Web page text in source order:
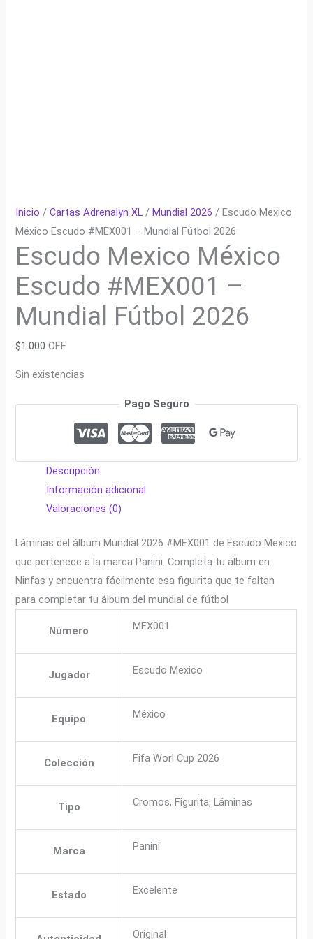
Inicio /Cartas Adrenalyn XL /Mundial 2026 / Escudo Mexico
México Escudo #MEX001 – Mundial Fútbol 2026
Escudo Mexico México
Escudo #MEX001 –
Mundial Fútbol 2026
$1.000 OFF
Sin existencias
Pago Seguro
Descripción
Información adicional
Valoraciones (0)
Láminas del álbum Mundial 2026 #MEX001 de Escudo Mexico
que pertenece a la marca Panini. Completa tu álbum en
Ninfas y encuentra fácilmente esa figuirita que te faltan
para completar tu álbum del mundial de fútbol
Número MEX001
Jugador Escudo Mexico
Equipo México
Colección Fifa Worl Cup 2026
Tipo Cromos, Figurita, Láminas
Marca Panini
Estado Excelente
Original